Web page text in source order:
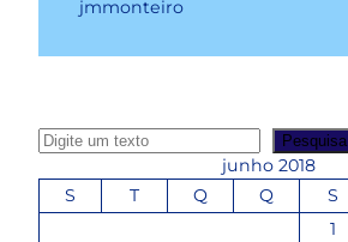
jmmonteiro
P
q
Pesquisa
junho 2018
S
T Q Q S
1